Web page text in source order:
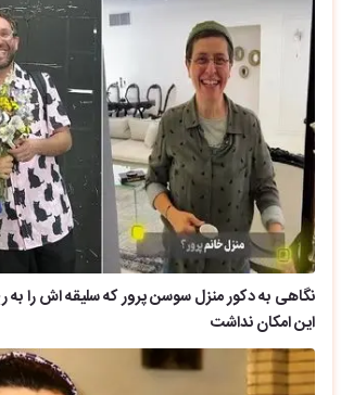
نگاهی به دکور منزل سوسن پرور که سلیقه اش را به
این امکان نداشت